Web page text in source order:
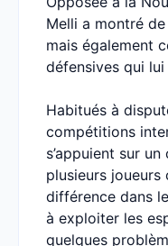
Melli a montré
mais également
défensives qui
Habitués à
compétitions
s’appuient sur
plusieurs joueurs
différence dans
à exploiter les
quelques